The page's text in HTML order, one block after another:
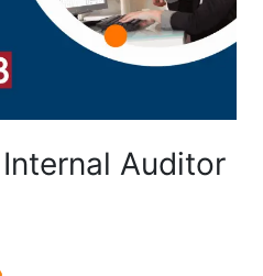
Auditor